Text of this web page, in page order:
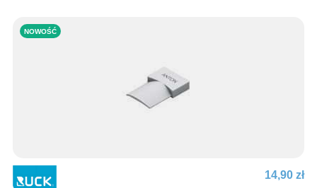
NOWOŚĆ
14,90 zł